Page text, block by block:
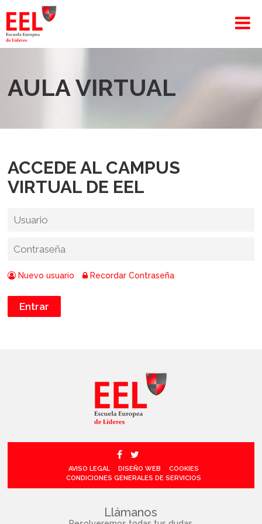
AULA VIRTUAL
ACCEDE AL CAMPUS
VIRTUAL DE EEL
Nuevo usuario Recordar Contraseña
AVISO LEGAL DISEÑO WEB
COOKIES
CONDICIONES GENERALES DE SERVICIOS
Llámanos